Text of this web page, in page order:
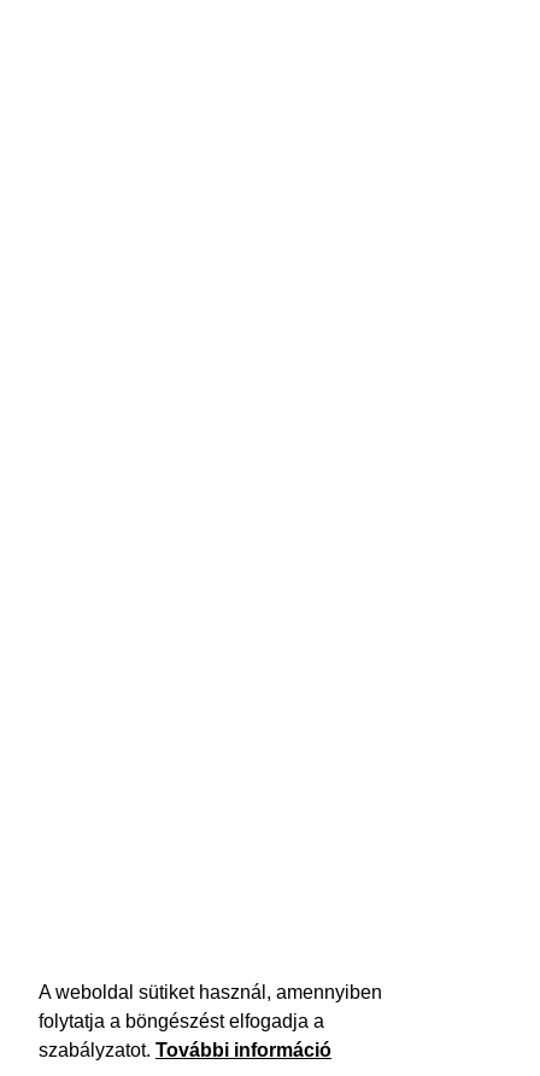
A weboldal sütiket használ, amennyiben
folytatja a böngészést elfogadja a
szabályzatot. További információ